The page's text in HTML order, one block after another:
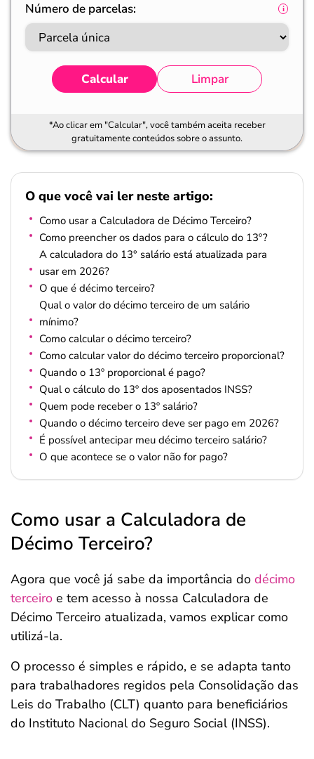
Número de parcelas:
Calcular Limpar
*Ao clicar em "Calcular", você também aceita receber
gratuitamente conteúdos sobre o assunto.
O que você vai ler neste artigo:
Como usar a Calculadora de Décimo Terceiro?
Como preencher os dados para o cálculo do 13º?
A calculadora do 13° salário está atualizada para
usar em 2026?
O que é décimo terceiro?
Qual o valor do décimo terceiro de um salário
mínimo?
Como calcular o décimo terceiro?
Como calcular valor do décimo terceiro proporcional?
Quando o 13º proporcional é pago?
Qual o cálculo do 13º dos aposentados INSS?
Quem pode receber o 13º salário?
Quando o décimo terceiro deve ser pago em 2026?
É possível antecipar meu décimo terceiro salário?
O que acontece se o valor não for pago?
Como usar a Calculadora de
Décimo Terceiro?
Agora que você já sabe da importância do décimo
terceiro e tem acesso à nossa Calculadora de
Décimo Terceiro atualizada, vamos explicar como
utilizá-la.
O processo é simples e rápido, e se adapta tanto
para trabalhadores regidos pela Consolidação das
Leis do Trabalho (CLT) quanto para beneficiários
do Instituto Nacional do Seguro Social (INSS).